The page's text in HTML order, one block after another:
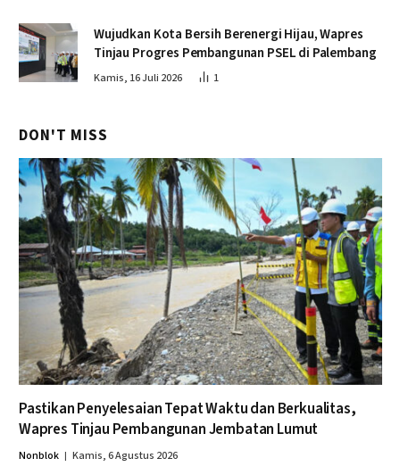
Wujudkan Kota Bersih Berenergi Hijau, Wapres
Tinjau Progres Pembangunan PSEL di Palembang
Kamis, 16 Juli 2026 1
DON'T MISS
Pastikan Penyelesaian Tepat Waktu dan Berkualitas,
Wapres Tinjau Pembangunan Jembatan Lumut
Nonblok Kamis, 6 Agustus 2026